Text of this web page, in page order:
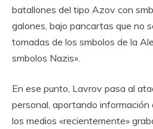
batallones del tipo Azov con
galones, bajo pancartas que no
tomadas de los smbolos de la
smbolos Nazis».
En ese punto, Lavrov pasa al
personal, aportando información
los medios «recientemente»